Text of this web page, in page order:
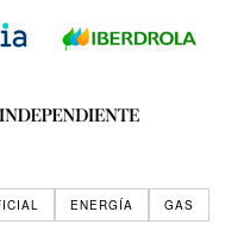
ENERGÍA GAS